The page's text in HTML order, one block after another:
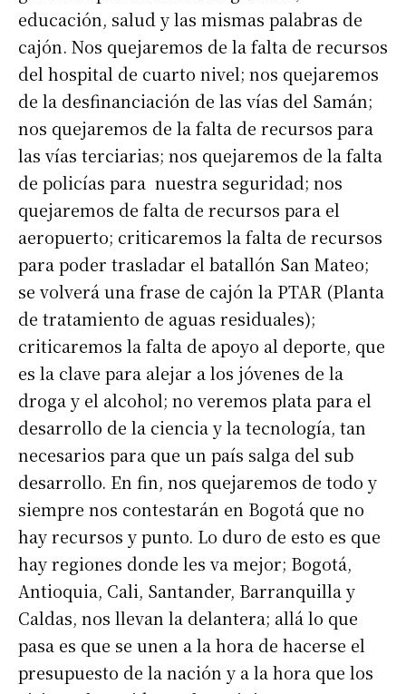
educación, salud y las mismas palabras de
cajón. Nos quejaremos de la falta de recursos
del hospital de cuarto nivel; nos quejaremos
de la desfinanciación de las vías del Samán;
nos quejaremos de la falta de recursos para
las vías terciarias; nos quejaremos de la falta
de policías para nuestra seguridad; nos
quejaremos de falta de recursos para el
aeropuerto; criticaremos la falta de recursos
para poder trasladar el batallón San Mateo;
se volverá una frase de cajón la PTAR (Planta
de tratamiento de aguas residuales);
criticaremos la falta de apoyo al deporte, que
es la clave para alejar a los jóvenes de la
droga y el alcohol; no veremos plata para el
desarrollo de la ciencia y la tecnología, tan
necesarios para que un país salga del sub
desarrollo. En fin, nos quejaremos de todo y
siempre nos contestarán en Bogotá que no
hay recursos y punto. Lo duro de esto es que
hay regiones donde les va mejor; Bogotá,
Antioquia, Cali, Santander, Barranquilla y
Caldas, nos llevan la delantera; allá lo que
pasa es que se unen a la hora de hacerse el
presupuesto de la nación y a la hora que los